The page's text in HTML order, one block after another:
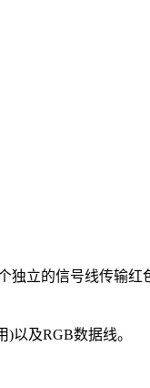
立的信号线传输
及RGB数据线。